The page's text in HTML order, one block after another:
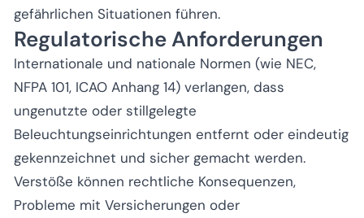
gefährlichen Situationen führen.
Regulatorische Anforderungen
Internationale und nationale Normen (wie NEC,
NFPA 101, ICAO Anhang 14) verlangen, dass
ungenutzte oder stillgelegte
Beleuchtungseinrichtungen entfernt oder eindeutig
gekennzeichnet und sicher gemacht werden.
Verstöße können rechtliche Konsequenzen,
Probleme mit Versicherungen oder